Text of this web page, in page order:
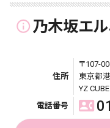
info_outline乃木坂エ
住所
〒107-
東京都
YZ
電話番号
contact_phone